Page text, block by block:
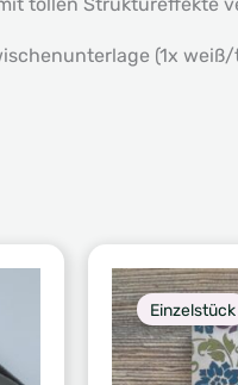
(1x
Einzelstück